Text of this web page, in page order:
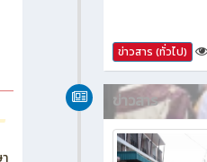
ข่าวสาร (ทั่วไป)